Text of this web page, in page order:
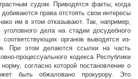
судом. Приводятся факты, когда
права отстоять свои интересы
им в этом отказывают. Так, например,
дела на стадии досудебного
органов выводятся из-
При этом делаются ссылки на часть
процессуального кодекса Республики
согласно которой постановление о
быть обжаловано прокурору. Это